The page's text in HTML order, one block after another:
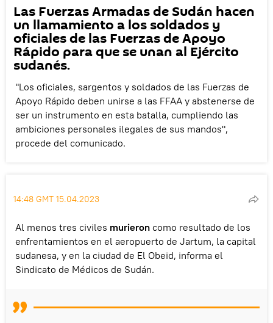
Las Fuerzas Armadas de Sudán hacen
un llamamiento a los soldados y
oficiales de las Fuerzas de Apoyo
Rápido para que se unan al Ejército
sudanés.
"Los oficiales, sargentos y soldados de las Fuerzas de
Apoyo Rápido deben unirse a las FFAA y abstenerse de
ser un instrumento en esta batalla, cumpliendo las
ambiciones personales ilegales de sus mandos",
procede del comunicado.
14:48 GMT 15.04.2023
Al menos tres civiles murieron como resultado de los
enfrentamientos en el aeropuerto de Jartum, la capital
sudanesa, y en la ciudad de El Obeid, informa el
Sindicato de Médicos de Sudán.